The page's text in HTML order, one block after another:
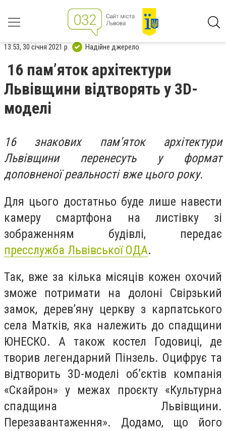
13:53, 30 січня 2021 р. Надійне джерело
16 пам’яток архітектури
Львівщини відтворять у 3D-
моделі
16 знакових пам’яток архітектури
Львівщини перенесуть у формат
доповненої реальності вже цього року.
Для цього достатньо буде лише навести
камеру смартфона на листівку зі
зображенням будівлі, передає
пресслужба Львівської ОДА.
Так, вже за кілька місяців кожен охочий
зможе потримати на долоні Свірзький
замок, дерев’яну церкву з карпатського
села Матків, яка належить до спадщини
ЮНЕСКО. А також костел Годовиці, де
творив легендарний Пінзель. Оцифрує та
відтворить 3D-моделі об’єктів компанія
«Скайрон» у межах проєкту «Культурна
спадщина Львівщини.
Перезавантаження». Додамо, що його